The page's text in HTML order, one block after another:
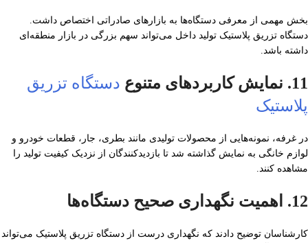
بخش مهمی از معرفی دستگاه‌ها به بازارهای صادراتی اختصاص داشت.
دستگاه تزریق پلاستیک تولید داخل می‌تواند سهم بزرگی در بازار منطقه‌ای
داشته باشد.
11. نمایش کاربردهای متنوع
دستگاه تزریق
پلاستیک
در غرفه، نمونه‌هایی از محصولات تولیدی مانند بطری، جار، قطعات خودرو و
لوازم خانگی به نمایش گذاشته شد تا بازدیدکنندگان از نزدیک کیفیت تولید را
مشاهده کنند.
12. اهمیت نگهداری صحیح دستگاه‌ها
کارشناسان توضیح دادند که نگهداری درست از دستگاه تزریق پلاستیک می‌تواند